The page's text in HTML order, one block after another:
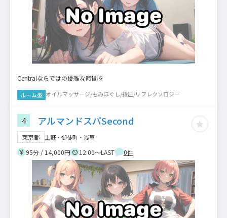
Centralならではの優雅な時間を
ルーム型 オイルマッサージ/もみほぐし/指圧/リフレクソロジー
4 アルマンドスパSecond
東京都 上野・御徒町・浅草
95分 / 14,000円 12:00～LAST 0件